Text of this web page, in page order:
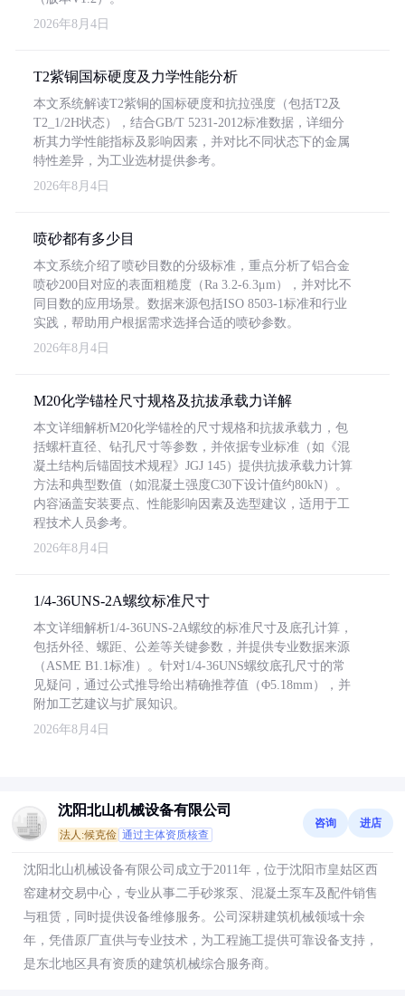
2026年8月4日
T2紫铜国标硬度及力学性能分析
本文系统解读T2紫铜的国标硬度和抗拉强度（包括T2及
T2_1/2H状态），结合GB/T 5231-2012标准数据，详细分
析其力学性能指标及影响因素，并对比不同状态下的金属
特性差异，为工业选材提供参考。
2026年8月4日
喷砂都有多少目
本文系统介绍了喷砂目数的分级标准，重点分析了铝合金
喷砂200目对应的表面粗糙度（Ra 3.2-6.3μm），并对比不
同目数的应用场景。数据来源包括ISO 8503-1标准和行业
实践，帮助用户根据需求选择合适的喷砂参数。
2026年8月4日
M20化学锚栓尺寸规格及抗拔承载力详解
本文详细解析M20化学锚栓的尺寸规格和抗拔承载力，包
括螺杆直径、钻孔尺寸等参数，并依据专业标准（如《混
凝土结构后锚固技术规程》JGJ 145）提供抗拔承载力计算
方法和典型数值（如混凝土强度C30下设计值约80kN）。
内容涵盖安装要点、性能影响因素及选型建议，适用于工
程技术人员参考。
2026年8月4日
1/4-36UNS-2A螺纹标准尺寸
本文详细解析1/4-36UNS-2A螺纹的标准尺寸及底孔计算，
包括外径、螺距、公差等关键参数，并提供专业数据来源
（ASME B1.1标准）。针对1/4-36UNS螺纹底孔尺寸的常
见疑问，通过公式推导给出精确推荐值（Φ5.18mm），并
附加工艺建议与扩展知识。
2026年8月4日
沈阳北山机械设备有限公司
法人:候克俭 通过主体资质核查
咨询 进店
沈阳北山机械设备有限公司成立于2011年，位于沈阳市皇姑区西
窑建材交易中心，专业从事二手砂浆泵、混凝土泵车及配件销售
与租赁，同时提供设备维修服务。公司深耕建筑机械领域十余
年，凭借原厂直供与专业技术，为工程施工提供可靠设备支持，
是东北地区具有资质的建筑机械综合服务商。